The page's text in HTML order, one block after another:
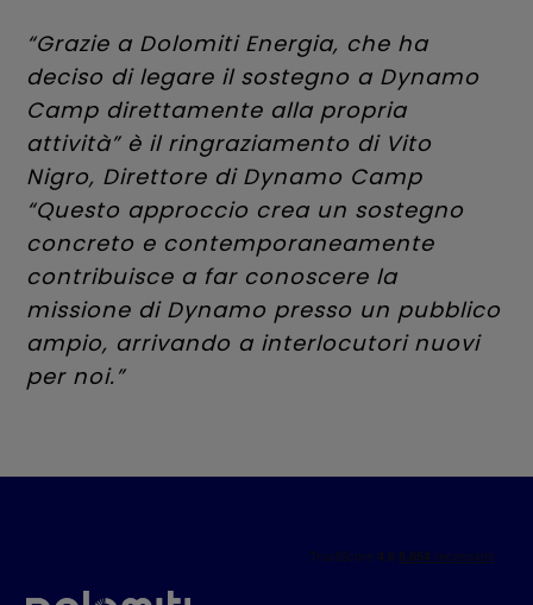
“Grazie a Dolomiti Energia, che ha
deciso di legare il sostegno a Dynamo
Camp direttamente alla propria
attività” è il ringraziamento di Vito
Nigro, Direttore di Dynamo Camp
“Questo approccio crea un sostegno
concreto e contemporaneamente
contribuisce a far conoscere la
missione di Dynamo presso un pubblico
ampio, arrivando a interlocutori nuovi
per noi.”